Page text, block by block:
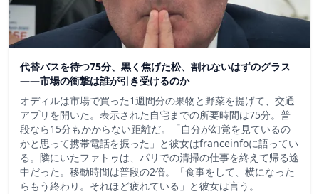
代替バスを待つ75分、黒く焦げた松、割れないはずのグラス
——市場の衝撃は誰が引き受けるのか
オディルは市場で買った1週間分の果物と野菜を提げて、交通
アプリを開いた。表示された自宅までの所要時間は75分。普
段なら15分もかからない距離だ。「自分が幻覚を見ているの
かと思って携帯電話を振った」と彼女はfranceinfoに語ってい
る。隣にいたファトゥは、パリでの清掃の仕事を終えて帰る途
中だった。移動時間は普段の2倍。「食事をして、横になった
らもう終わり。それほど疲れている」と彼女は言う。